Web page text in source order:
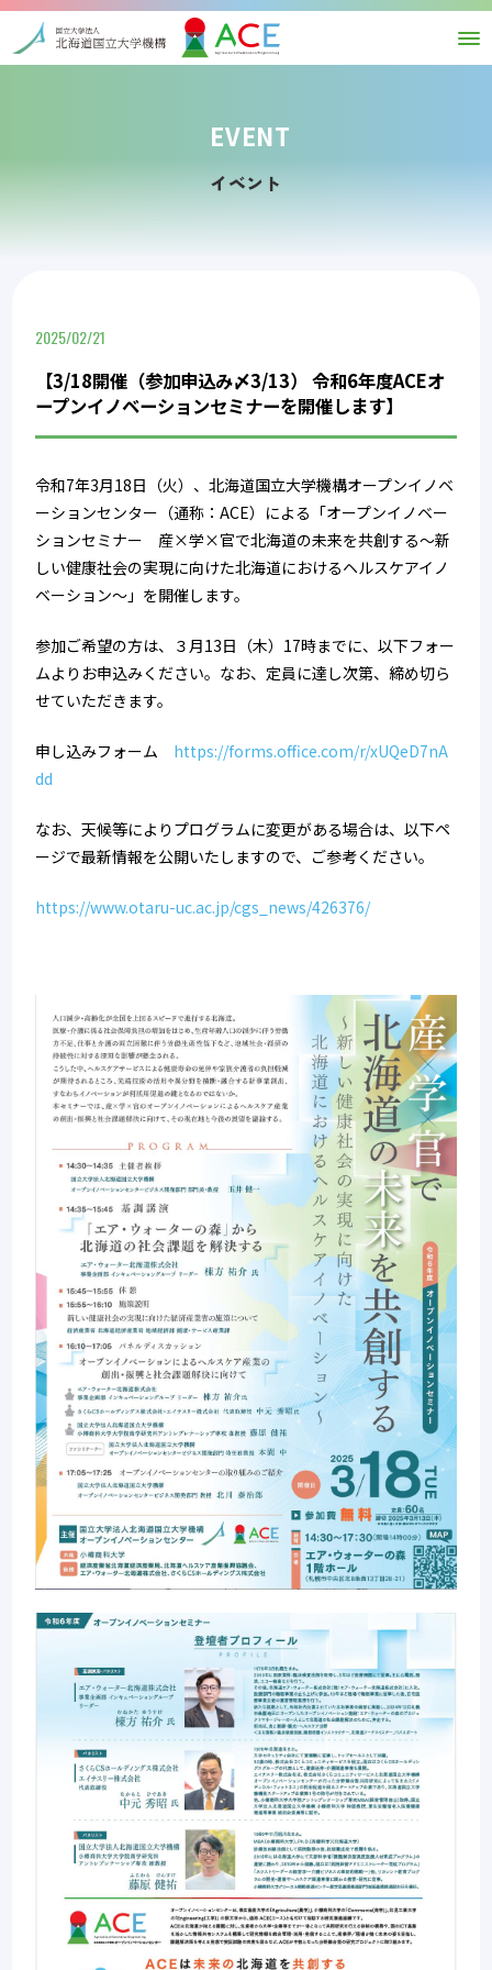
EVENT
イベント
2025/02/21
【3/18開催（参加申込み〆3/13） 令和6年度ACEオ
ープンイノベーションセミナーを開催します】
令和7年3月18日（火）、北海道国立大学機構オープンイノベ
ーションセンター（通称：ACE）による「オープンイノベー
ションセミナー　産×学×官で北海道の未来を共創する～新
しい健康社会の実現に向けた北海道におけるヘルスケアイノ
ベーション～」を開催します。
参加ご希望の方は、３月13日（木）17時までに、以下フォー
ムよりお申込みください。なお、定員に達し次第、締め切ら
せていただきます。
申し込みフォーム https://forms.office.com/r/xUQeD7nA
dd
なお、天候等によりプログラムに変更がある場合は、以下ペ
ージで最新情報を公開いたしますので、ご参考ください。
https://www.otaru-uc.ac.jp/cgs_news/426376/